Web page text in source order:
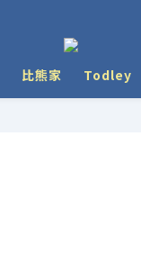
比熊家 Todley